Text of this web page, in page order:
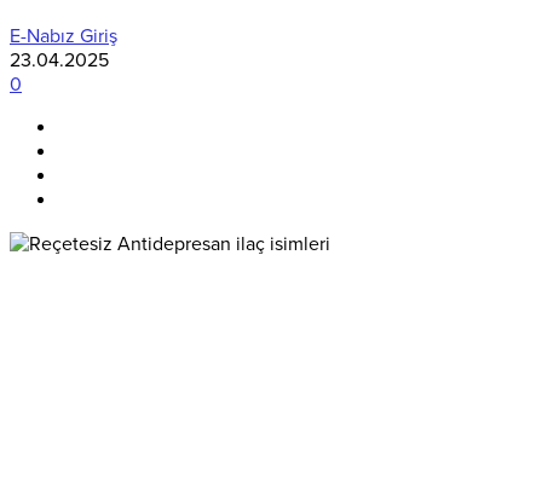
E-Nabız Giriş
23.04.2025
0